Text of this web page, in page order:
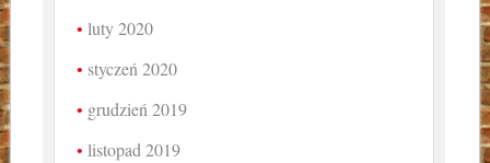
luty 2020
styczeń 2020
grudzień 2019
listopad 2019